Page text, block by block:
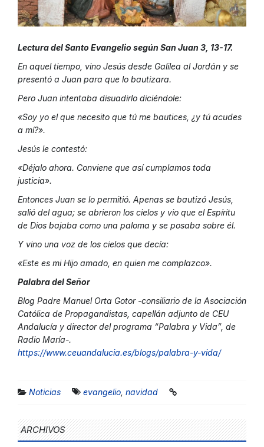
Lectura del Santo Evangelio según San Juan 3, 13-17.
En aquel tiempo, vino Jesús desde Galilea al Jordán y se
presentó a Juan para que lo bautizara.
Pero Juan intentaba disuadirlo diciéndole:
«Soy yo el que necesito que tú me bautices, ¿y tú acudes
a mí?».
Jesús le contestó:
«Déjalo ahora. Conviene que así cumplamos toda
justicia».
Entonces Juan se lo permitió. Apenas se bautizó Jesús,
salió del agua; se abrieron los cielos y vio que el Espíritu
de Dios bajaba como una paloma y se posaba sobre él.
Y vino una voz de los cielos que decía:
«Este es mi Hijo amado, en quien me complazco».
Palabra del Señor
Blog Padre Manuel Orta Gotor -consiliario de la Asociación
Católica de Propagandistas, capellán adjunto de CEU
Andalucía y director del programa “Palabra y Vida”, de
Radio María-.
https://www.ceuandalucia.es/blogs/palabra-y-vida/
Noticias evangelio navidad
ARCHIVOS